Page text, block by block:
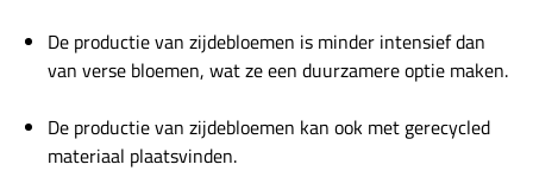
De productie van zijdebloemen is minder intensief dan
van verse bloemen, wat ze een duurzamere optie maken.
De productie van zijdebloemen kan ook met gerecycled
materiaal plaatsvinden.